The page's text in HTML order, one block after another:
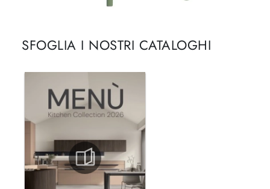
SFOGLIA I NOSTRI CATALOGHI